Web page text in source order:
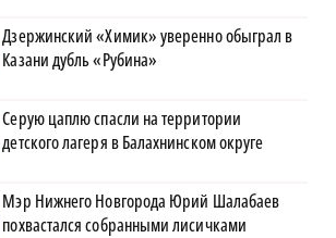
Дзержинский «Химик» уверенно обыграл в
Казани дубль «Рубина»
Серую цаплю спасли на территории
детского лагеря в Балахнинском округе
Мэр Нижнего Новгорода Юрий Шалабаев
похвастался собранными лисичками